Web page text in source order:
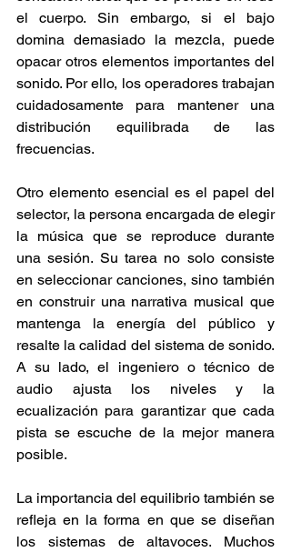
el cuerpo. Sin embargo, si el bajo
domina demasiado la mezcla, puede
opacar otros elementos importantes del
sonido. Por ello, los operadores trabajan
cuidadosamente para mantener una
distribución equilibrada de las
frecuencias.
Otro elemento esencial es el papel del
selector, la persona encargada de elegir
la música que se reproduce durante
una sesión. Su tarea no solo consiste
en seleccionar canciones, sino también
en construir una narrativa musical que
mantenga la energía del público y
resalte la calidad del sistema de sonido.
A su lado, el ingeniero o técnico de
audio ajusta los niveles y la
ecualización para garantizar que cada
pista se escuche de la mejor manera
posible.
La importancia del equilibrio también se
refleja en la forma en que se diseñan
los sistemas de altavoces. Muchos